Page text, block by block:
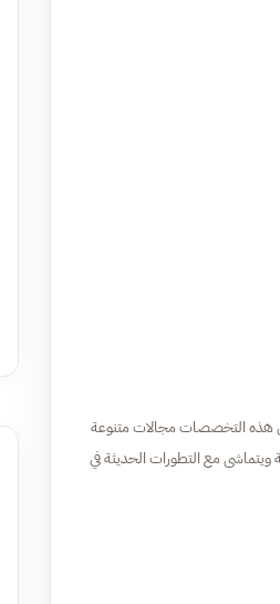
هذه التخصصات مجالات متنوعة
ويتماشى مع التطورات الحديثة في